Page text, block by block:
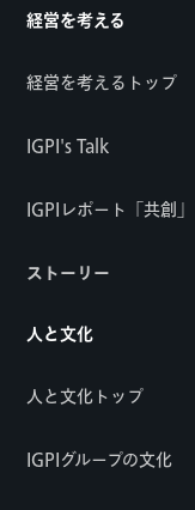
経営を考える
経営を考えるトップ
IGPI's Talk
IGPIレポート「共創」
ストーリー
人と文化
人と文化トップ
IGPIグループの文化